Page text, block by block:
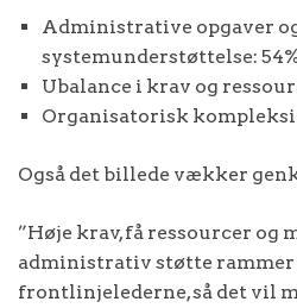
Administrative opgaver
systemunderstøttelse:
Ubalance i krav og
Organisatorisk
Også det billede vækker
”Høje krav, få ressourcer og
administrativ støtte
frontlinjelederne, så det vil